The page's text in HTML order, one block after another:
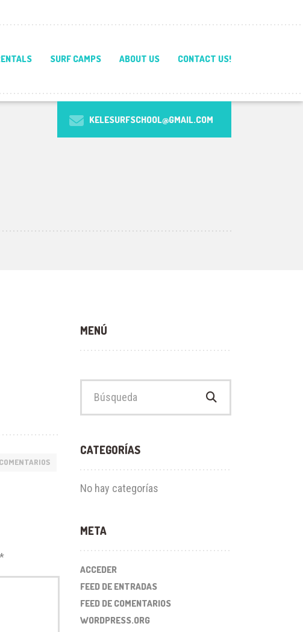
SURF CAMPS ABOUT US CONTACT US!
KELESURFSCHOOL@GMAIL.COM
*
MENÚ
CATEGORÍAS
No hay categorías
META
ACCEDER
FEED DE ENTRADAS
FEED DE COMENTARIOS
WORDPRESS.ORG